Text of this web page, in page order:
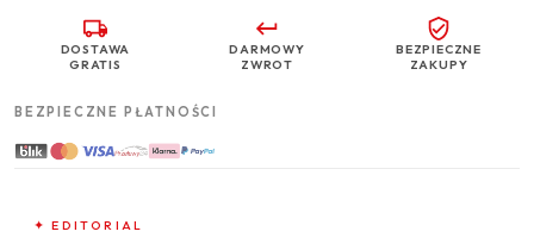
DOSTAWA
GRATIS
DARMOWY
ZWROT
BEZPIECZNE
ZAKUPY
BEZPIECZNE PŁATNOŚCI
✦ EDITORIAL